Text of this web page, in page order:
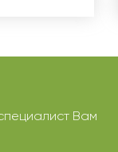
Вам